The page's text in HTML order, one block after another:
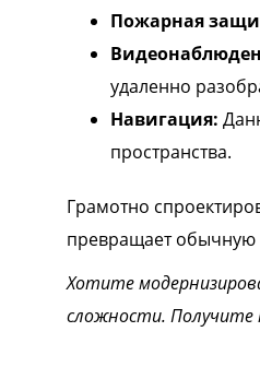
Пожарная
удаленно
Навигация:
пространства.
Грамотно
превращает обычную
Хотите
сложности. Получите